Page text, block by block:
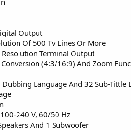
Output
Of 500 Tv Lines Or More
Terminal Output
(4:3/16:9) And Zoom
Language And 32 Sub-Tittle
240 V, 60/50 Hz
And 1 Subwoofer